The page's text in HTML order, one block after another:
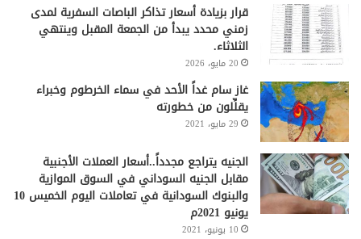
قرار بزيادة أسعار تذاكر الباصات السفرية لمدى
زمني محدد يبدأ من الجمعة المقبل وينتهي
الثلاثاء.
20 مايو، 2026
غاز سام غداً الأحد في سماء الخرطوم وخبراء
يقلِّلون من خطورته
29 مايو، 2021
الجنيه يتراجع مجدداً..أسعار العملات الأجنبية
مقابل الجنيه السوداني في السوق الموازية
والبنوك السودانية في تعاملات اليوم الخميس 10
يونيو 2021م
10 يونيو، 2021